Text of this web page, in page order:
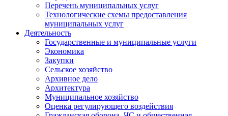
Перечень муниципальных услуг
Технологические схемы предоставления
муниципальных услуг
Деятельность
Государственные и муниципальные услуги
Экономика
Закупки
Сельское хозяйство
Архивное дело
Архитектура
Муниципальное хозяйство
Оценка регулирующего воздействия